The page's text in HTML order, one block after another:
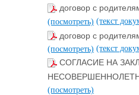
договор с
(посмотреть) (текст
договор с
(посмотреть) (текст
СОГЛАСИЕ НА
(посмотреть)